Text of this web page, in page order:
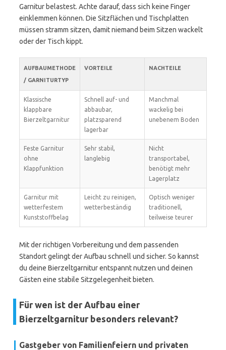
Garnitur belastest. Achte darauf, dass sich keine Finger
einklemmen können. Die Sitzflächen und Tischplatten
müssen stramm sitzen, damit niemand beim Sitzen wackelt
oder der Tisch kippt.
AUFBAUMETHODE
/ GARNITURTYP
VORTEILE NACHTEILE
Klassische
klappbare
Bierzeltgarnitur
Schnell auf- und
abbaubar,
platzsparend
lagerbar
Manchmal
wackelig bei
unebenem Boden
Feste Garnitur
ohne
Klappfunktion
Sehr stabil,
langlebig
Nicht
transportabel,
benötigt mehr
Lagerplatz
Garnitur mit
wetterfestem
Kunststoffbelag
Leicht zu reinigen,
wetterbeständig
Optisch weniger
traditionell,
teilweise teurer
Mit der richtigen Vorbereitung und dem passenden
Standort gelingt der Aufbau schnell und sicher. So kannst
du deine Bierzeltgarnitur entspannt nutzen und deinen
Gästen eine stabile Sitzgelegenheit bieten.
Für wen ist der Aufbau einer
Bierzeltgarnitur besonders relevant?
Gastgeber von Familienfeiern und privaten